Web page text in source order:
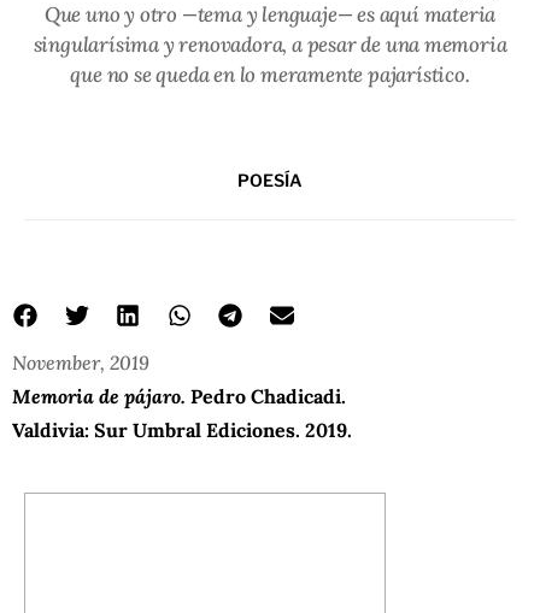
Que uno y otro —tema y lenguaje— es aquí materia
singularísima y renovadora, a pesar de una memoria
que no se queda en lo meramente pajarístico.
POESÍA
November, 2019
Memoria de pájaro. Pedro Chadicadi.
Valdivia: Sur Umbral Ediciones. 2019.